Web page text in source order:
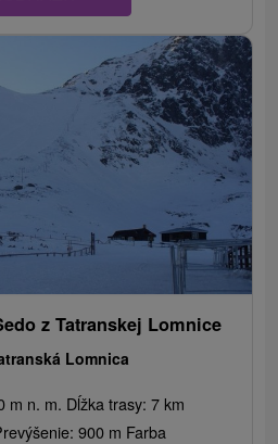
z Tatranskej Lomnice
Lomnica
m n. m. Dĺžka trasy: 7 km
900 m Farba